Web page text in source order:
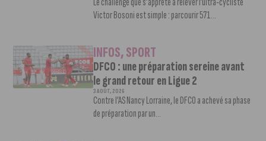
Victor Bosoni est simple : parcourir 571...
INFOS,SPORT
DFCO : une préparation sereine avant
le grand retour en Ligue 2
3 AOÛT, 2026
Contre l’AS Nancy Lorraine, le DFCO a achevé sa phase
de préparation par un...